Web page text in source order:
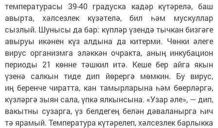
температурасы 39-40 градуска кадәр күтәрелә, баш
авырта, хәлсезлек күзәтелә, бил һәм мускуллар
сызлый. Шунысы да бар: күпләр үзендә тычкан бизгәге
авыруы икәнен күз алдына да китерми. Чөнки әлеге
вирус организмга эләккән очракта, аның инкубацион
периоды 21 көнне тәшкил итә. Кеше бер айга якын
үзенә салкын тиде дип йөрергә мөмкин. Бу вирус,
иң беренче чиратта, кан тамырларына һәм бөерләргә,
күзләргә зыян сала, үпкә ялкынсына. «Узар әле», — дип,
вакытны сузарга, үз белдегең белән дәваланырга һич
тә ярамый. Температура күтәрелеп, хәлсезлек барлыкка